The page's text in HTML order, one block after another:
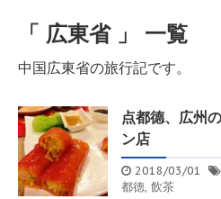
「 広東省 」 一覧
中国広東省の旅行記です。
点都德、広州
ン店
2018/03/01
都德, 飲茶